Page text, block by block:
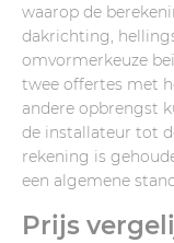
waarop de
dakrichting,
omvormerkeuze
twee offertes met
andere opbrengst
de installateur tot
rekening is
een algemene
Prijs